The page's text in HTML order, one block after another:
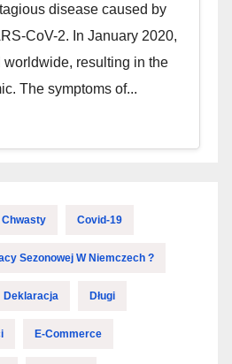
disease caused by
CoV-2. In January 2020,
resulting in the
The symptoms of...
Chwasty Covid-19
Sezonowej W Niemczech ?
Deklaracja Długi
E-Commerce